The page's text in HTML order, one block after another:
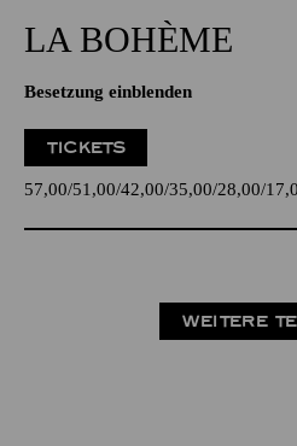
LA BOHÈME
Besetzung einblenden
TICKETS
57,00 51,00 42,00 35,00 28,00
WEITERE